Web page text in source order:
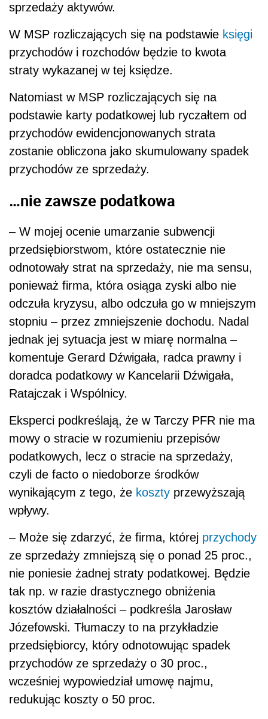
sprzedaży aktywów.
W MSP rozliczających się na podstawie księgi
przychodów i rozchodów będzie to kwota
straty wykazanej w tej księdze.
Natomiast w MSP rozliczających się na
podstawie karty podatkowej lub ryczałtem od
przychodów ewidencjonowanych strata
zostanie obliczona jako skumulowany spadek
przychodów ze sprzedaży.
…nie zawsze podatkowa
– W mojej ocenie umarzanie subwencji
przedsiębiorstwom, które ostatecznie nie
odnotowały strat na sprzedaży, nie ma sensu,
ponieważ firma, która osiąga zyski albo nie
odczuła kryzysu, albo odczuła go w mniejszym
stopniu – przez zmniejszenie dochodu. Nadal
jednak jej sytuacja jest w miarę normalna –
komentuje Gerard Dźwigała, radca prawny i
doradca podatkowy w Kancelarii Dźwigała,
Ratajczak i Wspólnicy.
Eksperci podkreślają, że w Tarczy PFR nie ma
mowy o stracie w rozumieniu przepisów
podatkowych, lecz o stracie na sprzedaży,
czyli de facto o niedoborze środków
wynikającym z tego, że koszty przewyższają
wpływy.
– Może się zdarzyć, że firma, której przychody
ze sprzedaży zmniejszą się o ponad 25 proc.,
nie poniesie żadnej straty podatkowej. Będzie
tak np. w razie drastycznego obniżenia
kosztów działalności – podkreśla Jarosław
Józefowski. Tłumaczy to na przykładzie
przedsiębiorcy, który odnotowując spadek
przychodów ze sprzedaży o 30 proc.,
wcześniej wypowiedział umowę najmu,
redukując koszty o 50 proc.